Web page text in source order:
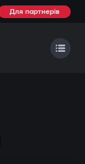
Для партнерів